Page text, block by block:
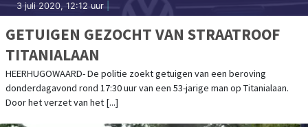
3 juli 2020, 12:12 uur
GETUIGEN GEZOCHT VAN STRAATROOF
TITANIALAAN
HEERHUGOWAARD- De politie zoekt getuigen van een beroving
donderdagavond rond 17:30 uur van een 53-jarige man op Titanialaan.
Door het verzet van het [...]